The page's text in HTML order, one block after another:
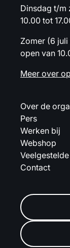
Dinsdag t/m
10.00 tot
Zomer (6
open van
Meer over
Over de
Pers
Werken bij
Webshop
Contact